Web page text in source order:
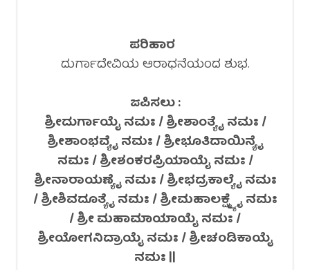
ಪರಿಹಾರ
ದುರ್ಗಾದೇವಿಯ ಆರಾಧನೆಯಂದ ಶುಭ.
ಜಪಿಸಲು :
ಶ್ರೀದುರ್ಗಾಯೈ ನಮಃ / ಶ್ರೀಶಾಂತ್ಯೈ ನಮಃ /
ಶ್ರೀಶಾಂಭವ್ಯೈ ನಮಃ / ಶ್ರೀಭೂತಿದಾಯಿನ್ಯೈ
ನಮಃ / ಶ್ರೀಶಂಕರಪ್ರಿಯಾಯೈ ನಮಃ /
ಶ್ರೀನಾರಾಯಣ್ಯೈ ನಮಃ / ಶ್ರೀಭದ್ರಕಾಲ್ಯೈ ನಮಃ
/ ಶ್ರೀಶಿವದೂತ್ಯೈ ನಮಃ / ಶ್ರೀಮಹಾಲಕ್ಷ್ಮ್ಯೈ ನಮಃ
/ ಶ್ರೀ ಮಹಾಮಾಯಾಯೈ ನಮಃ /
ಶ್ರೀಯೋಗನಿದ್ರಾಯೈ ನಮಃ / ಶ್ರೀಚಂಡಿಕಾಯೈ
ನಮಃ ||